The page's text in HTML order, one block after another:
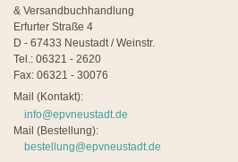
& Versandbuchhandlung
Erfurter Straße 4
D - 67433 Neustadt / Weinstr.
Tel.: 06321 - 2620
Fax: 06321 - 30076
Mail (Kontakt):
info@epvneustadt.de
Mail (Bestellung):
bestellung@epvneustadt.de